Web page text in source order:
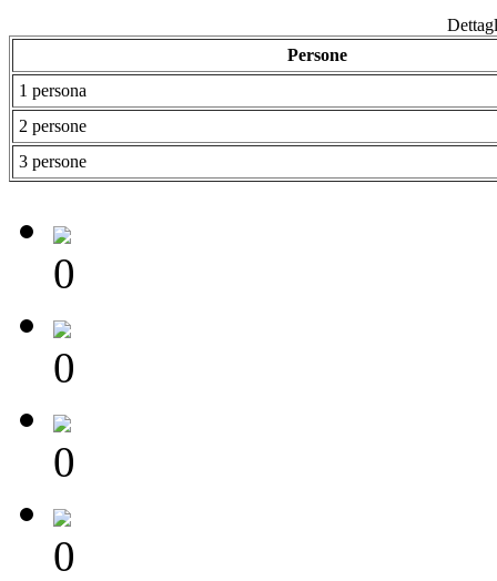
Persone
1 persona
2 persone
3 persone
0
0
0
0